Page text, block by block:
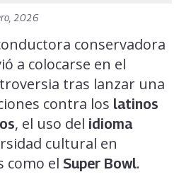
2026
conservadora
a colocarse en el
tras lanzar una
contra los latinos
, el uso del idioma
cultural en
como el Super Bowl.